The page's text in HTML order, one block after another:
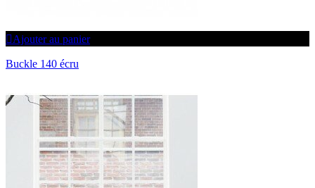
Ajouter au panier
Buckle 140 écru